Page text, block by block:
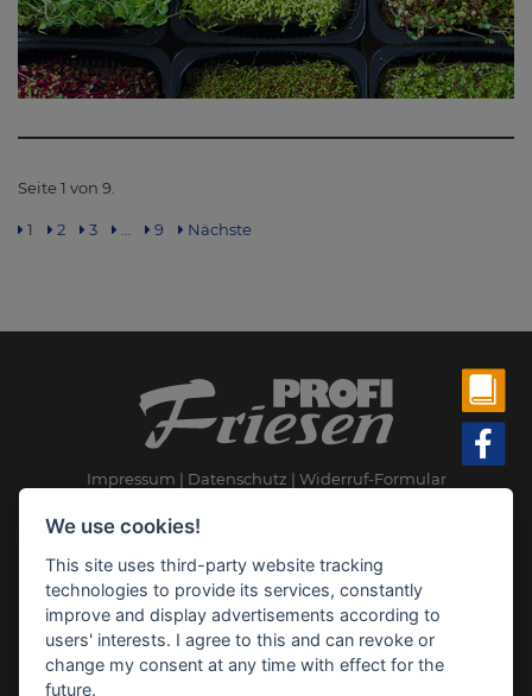
Seite 1 von 9.
1 2 3 … 9 Nächste
Impressum Datenschutz Widerruf-Formular
Cookie-Einstellungen ändern
Profi Friesen
Meppener Str. 135
49808 Lingen
Telefon: 05 91 96 35 50
We use cookies!
This site uses third-party website tracking
technologies to provide its services, constantly
improve and display advertisements according to
users' interests. I agree to this and can revoke or
change my consent at any time with effect for the
future.